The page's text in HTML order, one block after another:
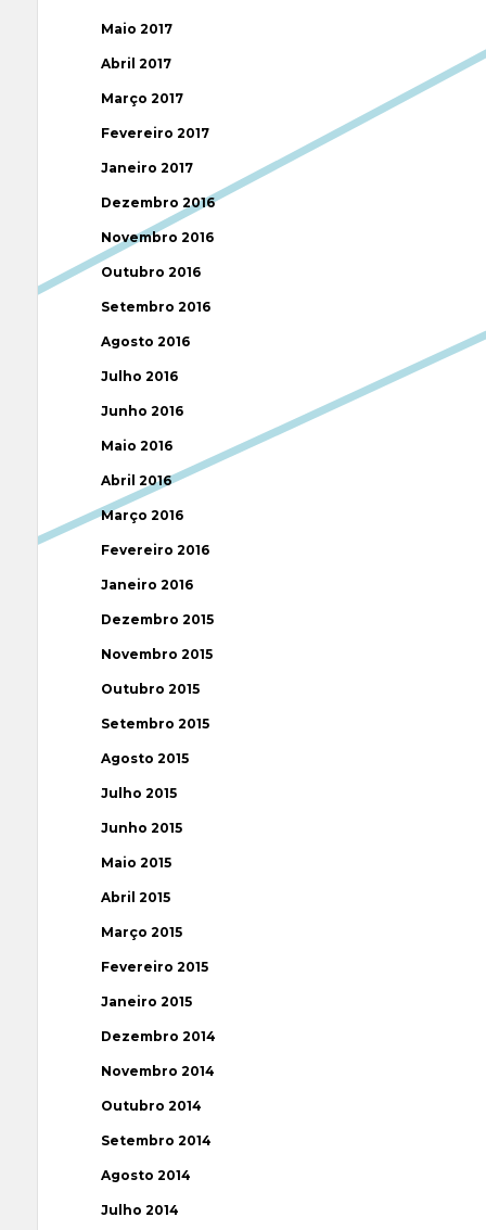
Maio 2017
Abril 2017
Março 2017
Fevereiro 2017
Janeiro 2017
Dezembro 2016
Novembro 2016
Outubro 2016
Setembro 2016
Agosto 2016
Julho 2016
Junho 2016
Maio 2016
Abril 2016
Março 2016
Fevereiro 2016
Janeiro 2016
Dezembro 2015
Novembro 2015
Outubro 2015
Setembro 2015
Agosto 2015
Julho 2015
Junho 2015
Maio 2015
Abril 2015
Março 2015
Fevereiro 2015
Janeiro 2015
Dezembro 2014
Novembro 2014
Outubro 2014
Setembro 2014
Agosto 2014
Julho 2014